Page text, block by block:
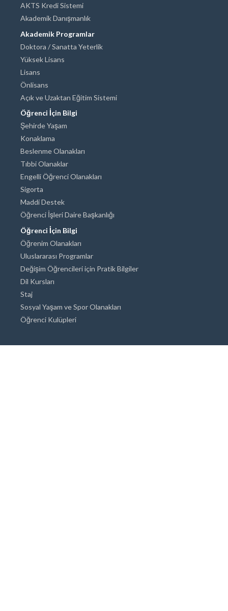
AKTS Kredi Sistemi
Akademik Danışmanlık
Akademik Programlar
Doktora / Sanatta Yeterlik
Yüksek Lisans
Lisans
Önlisans
Açık ve Uzaktan Eğitim Sistemi
Öğrenci İçin Bilgi
Şehirde Yaşam
Konaklama
Beslenme Olanakları
Tıbbi Olanaklar
Engelli Öğrenci Olanakları
Sigorta
Maddi Destek
Öğrenci İşleri Daire Başkanlığı
Öğrenci İçin Bilgi
Öğrenim Olanakları
Uluslararası Programlar
Değişim Öğrencileri için Pratik Bilgiler
Dil Kursları
Staj
Sosyal Yaşam ve Spor Olanakları
Öğrenci Kulüpleri